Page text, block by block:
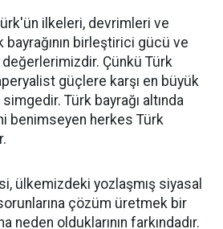
ilkeleri, devrimleri ve
bayrağının birleştirici gücü ve
değerlerimizdir. Çünkü Türk
güçlere karşı en büyük
simgedir. Türk bayrağı altında
benimseyen herkes Türk
ülkemizdeki yozlaşmış siyasal
çözüm üretmek bir
neden olduklarının farkındadır.